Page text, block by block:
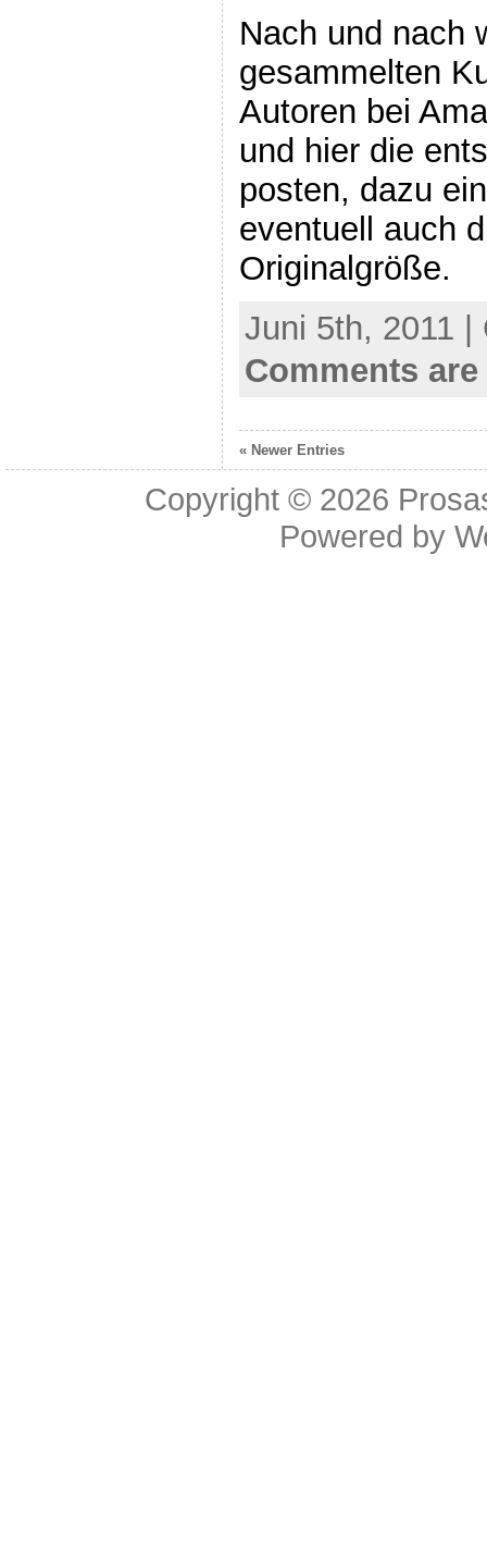
Nach und nach
gesammelten
Autoren bei
und hier die
posten, dazu
eventuell auch
Originalgröße.
Juni 5th, 2011
Comments
« Newer Entries
Copyright © 2026
Powered by